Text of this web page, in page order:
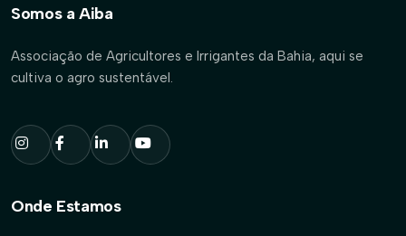
Somos a Aiba
Associação de Agricultores e Irrigantes da Bahia, aqui se
cultiva o agro sustentável.
Onde Estamos